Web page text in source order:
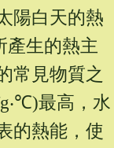
陽白天的熱
產生的熱主
常見物質之
最高，水
的熱能，使